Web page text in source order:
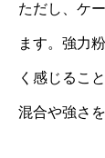
ただし、ケ
ます。強力
く感じるこ
混合や強さ